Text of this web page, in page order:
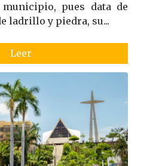
pues data de
ladrillo y piedra, su...
Leer